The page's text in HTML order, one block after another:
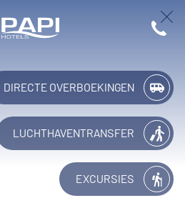
Papi Hotels
(+34)
DIRECTE OVERBOEKINGEN
EXCURSIES
LUCHTHAVENTRANSFER